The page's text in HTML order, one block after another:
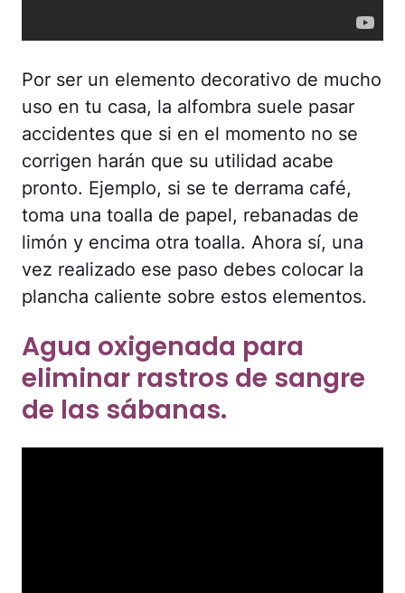
Por ser un elemento decorativo de mucho
uso en tu casa, la alfombra suele pasar
accidentes que si en el momento no se
corrigen harán que su utilidad acabe
pronto. Ejemplo, si se te derrama café,
toma una toalla de papel, rebanadas de
limón y encima otra toalla. Ahora sí, una
vez realizado ese paso debes colocar la
plancha caliente sobre estos elementos.
Agua oxigenada para
eliminar rastros de sangre
de las sábanas.